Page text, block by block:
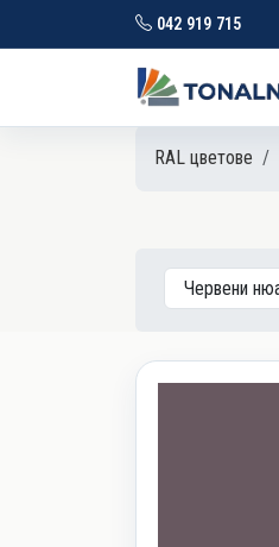
042 919 715
RAL цветове